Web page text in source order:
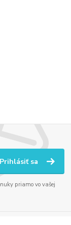
Prihlásiť sa
priamo vo vašej